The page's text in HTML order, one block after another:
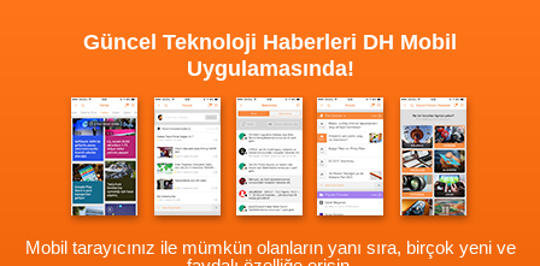
Güncel Teknoloji Haberleri DH Mobil
Uygulamasında!
Mobil tarayıcınız ile mümkün olanların yanı sıra, birçok yeni ve